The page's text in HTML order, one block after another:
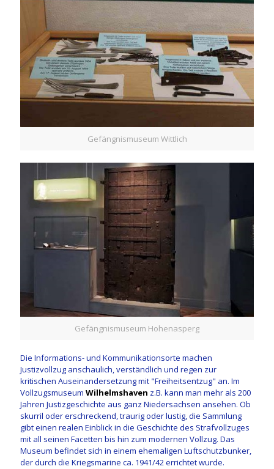
Gefängnismuseum Wittlich
Gefängnismuseum Hohenasperg
Die Informations- und Kommunikationsorte machen
Justizvollzug anschaulich, verständlich und regen zur
kritischen Auseinandersetzung mit "Freiheitsentzug" an. Im
Vollzugsmuseum Wilhelmshaven z.B. kann man mehr als 200
Jahren Justizgeschichte aus ganz Niedersachsen ansehen. Ob
skurril oder erschreckend, traurig oder lustig, die Sammlung
gibt einen realen Einblick in die Geschichte des Strafvollzuges
mit all seinen Facetten bis hin zum modernen Vollzug. Das
Museum befindet sich in einem ehemaligen Luftschutzbunker,
der durch die Kriegsmarine ca. 1941/42 errichtet wurde.